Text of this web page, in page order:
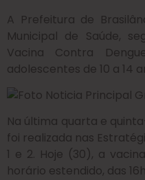
A Prefeitura de
Municipal de Saúde,
Vacina Contra
adolescentes de 10 a 14
Na última quarta e
foi realizada nas
1 e 2. Hoje (30), a
horário estendido, das